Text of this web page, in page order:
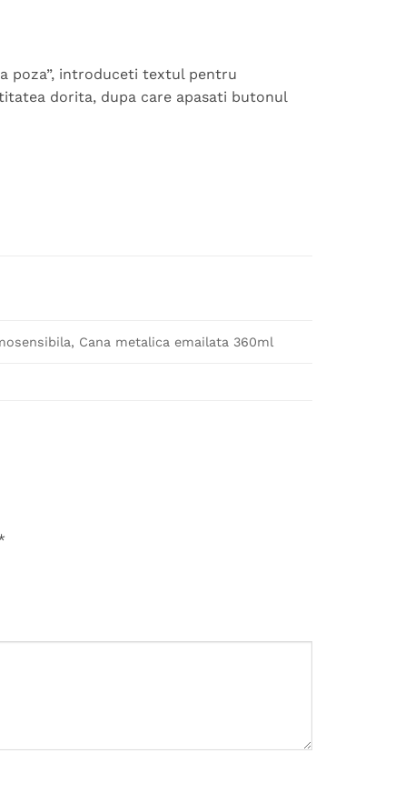
poza”, introduceti textul pentru
dorita, dupa care apasati butonul
Cana metalica emailata 360ml